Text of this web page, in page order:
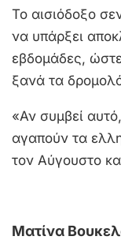
Το αισιόδοξο
να υπάρξει
εβδομάδες,
ξανά τα
«Αν συμβεί
αγαπούν τα
τον Αύγουστο
Ματίνα